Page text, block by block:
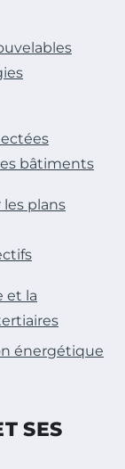
bâtiments
plans
et la
énergétique
SES